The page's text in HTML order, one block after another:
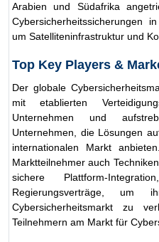
Arabien und Südafrika
Cybersicherheitssicherungen
um Satelliteninfrastruktur und
Top Key Players &
Der globale
mit etablierten
Unternehmen und
Unternehmen, die Lösungen
internationalen Markt
Marktteilnehmer auch
sichere Plattform-
Regierungsverträge, um
Cybersicherheitsmarkt zu
Teilnehmern am Markt für